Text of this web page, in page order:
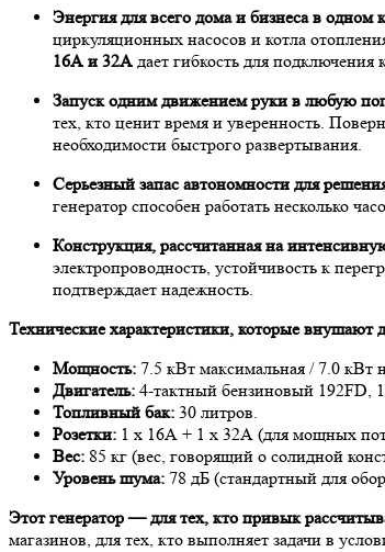
Энергия для всего дома и бизнеса в одном
циркуляционных насосов и котла
16А и 32А дает гибкость для
Запуск одним движением руки в любую
тех, кто ценит время и уверенность.
необходимости быстрого развертывания.
Серьезный запас автономности для
генератор способен работать несколько
Конструкция, рассчитанная на
электропроводность, устойчивость к
подтверждает надежность.
Технические характеристики, которые внушают
Мощность: 7.5 кВт максимальная / 7.0 кВт
Двигатель: 4-тактный бензиновый 192FD,
Топливный бак: 30 литров.
Розетки: 1 х 16А + 1 х 32А (для мощных
Вес: 85 кг (вес, говорящий о солидной
Уровень шума: 78 дБ (стандартный для
Этот генератор — для тех, кто привык
магазинов, для тех, кто выполняет задачи в